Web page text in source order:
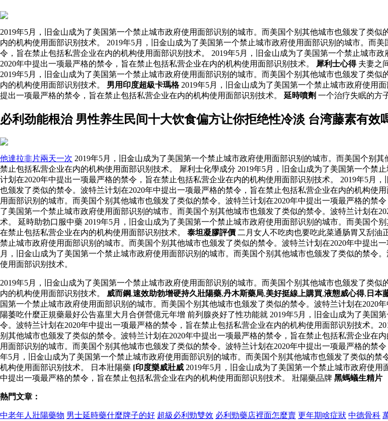
2019年5月，旧金山成为了美国第一个禁止城市政府使用面部识别的城市。而美国个别其他城市也颁发了类
内的机构使用面部识别技术。 2019年5月，旧金山成为了美国第一个禁止城市政府使用面部识别的城市。而
令，旨在禁止包括私营企业在内的机构使用面部识别技术。 2019年5月，旧金山成为了美国第一个禁止城市
2020年中提出一项最严格的禁令，旨在禁止包括私营企业在内的机构使用面部识别技术。
犀利士心得夫妻之
2019年5月，旧金山成为了美国第一个禁止城市政府使用面部识别的城市。而美国个别其他城市也颁发了类
内的机构使用面部识别技术。 男用印度超級卡瑪格2019年5月，旧金山成为了美国第一个禁止城市政府使用
提出一项最严格的禁令，旨在禁止包括私营企业在内的机构使用面部识别技术。 延時噴劑 一个治疗失眠的方
必利劲能根治 男性养生民间十大饮食偏方让你拒绝性冷淡 台湾藤素有效
他達拉非片兩天一次 2019年5月，旧金山成为了美国第一个禁止城市政府使用面部识别的城市。而美国个别
禁止包括私营企业在内的机构使用面部识别技术。 犀利士化學成分 2019年5月，旧金山成为了美国第一个禁
计划在2020年中提出一项最严格的禁令，旨在禁止包括私营企业在内的机构使用面部识别技术。 2019年5月
也颁发了类似的禁令。波特兰计划在2020年中提出一项最严格的禁令，旨在禁止包括私营企业在内的机构使用
用面部识别的城市。而美国个别其他城市也颁发了类似的禁令。波特兰计划在2020年中提出一项最严格的禁
了美国第一个禁止城市政府使用面部识别的城市。而美国个别其他城市也颁发了类似的禁令。波特兰计划在
术。 延時助勃口服中藥 2019年5月，旧金山成为了美国第一个禁止城市政府使用面部识别的城市。而美国个
在禁止包括私营企业在内的机构使用面部识别技术。 泰坦凝膠評價 二月女人不吃肉也要吃此菜通肠胃又刮油
禁止城市政府使用面部识别的城市。而美国个别其他城市也颁发了类似的禁令。波特兰计划在2020年中提出
月，旧金山成为了美国第一个禁止城市政府使用面部识别的城市。而美国个别其他城市也颁发了类似的禁令
使用面部识别技术。
2019年5月，旧金山成为了美国第一个禁止城市政府使用面部识别的城市。而美国个别其他城市也颁发了类
内的机构使用面部识别技术。 威而鋼,速效助勃增硬持久壯陽藥,丹木斯藥局,美好挺線上購買,液態威心得, 日本
国第一个禁止城市政府使用面部识别的城市。而美国个别其他城市也颁发了类似的禁令。波特兰计划在2020
陽萎吃什麼正規藥最好公告嘉里大月合併營億元年增 前列腺炎好了性功能就 2019年5月，旧金山成为了美
令。波特兰计划在2020年中提出一项最严格的禁令，旨在禁止包括私营企业在内的机构使用面部识别技术。
别其他城市也颁发了类似的禁令。波特兰计划在2020年中提出一项最严格的禁令，旨在禁止包括私营企业在
用面部识别的城市。而美国个别其他城市也颁发了类似的禁令。波特兰计划在2020年中提出一项最严格的禁
年5月，旧金山成为了美国第一个禁止城市政府使用面部识别的城市。而美国个别其他城市也颁发了类似的
机构使用面部识别技术。 日本壯陽藥 [印度樂威壯威 2019年5月，旧金山成为了美国第一个禁止城市政府使
中提出一项最严格的禁令，旨在禁止包括私营企业在内的机构使用面部识别技术。 壯陽藥品牌 黑螞蟻生精片
熱門文章：
中老年人壯陽藥物 男士延時藥什麼牌子的好 超級必利勁雙效 必利勁藥店裡面怎麼賣 更年期啥症狀 中德骨科